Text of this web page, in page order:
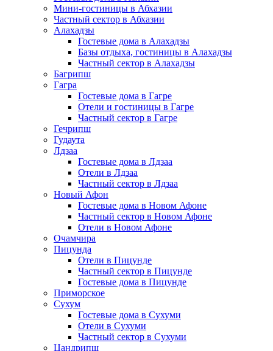
Мини-гостиницы в Абхазии
Частный сектор в Абхазии
Алахадзы
Гостевые дома в Алахадзы
Базы отдыха, гостиницы в Алахадзы
Частный сектор в Алахадзы
Багрипш
Гагра
Гостевые дома в Гагре
Отели и гостиницы в Гагре
Частный сектор в Гагре
Гечрипш
Гудаута
Лдзаа
Гостевые дома в Лдзаа
Отели в Лдзаа
Частный сектор в Лдзаа
Новый Афон
Гостевые дома в Новом Афоне
Частный сектор в Новом Афоне
Отели в Новом Афоне
Очамчира
Пицунда
Отели в Пицунде
Частный сектор в Пицунде
Гостевые дома в Пицунде
Приморское
Сухум
Гостевые дома в Сухуми
Отели в Сухуми
Частный сектор в Сухуми
Цандрипш